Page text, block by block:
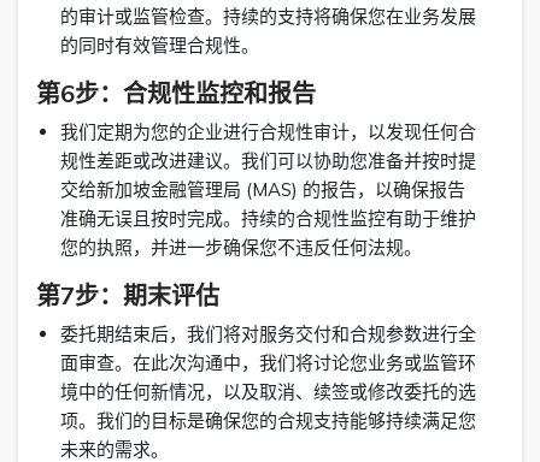
的审计或监管检查。持续的支持将确保您在业务发展
的同时有效管理合规性。
第6步：合规性监控和报告
我们定期为您的企业进行合规性审计，以发现任何合
规性差距或改进建议。我们可以协助您准备并按时提
交给新加坡金融管理局 (MAS) 的报告，以确保报告
准确无误且按时完成。持续的合规性监控有助于维护
您的执照，并进一步确保您不违反任何法规。
第7步：期末评估
委托期结束后，我们将对服务交付和合规参数进行全
面审查。在此次沟通中，我们将讨论您业务或监管环
境中的任何新情况，以及取消、续签或修改委托的选
项。我们的目标是确保您的合规支持能够持续满足您
未来的需求。